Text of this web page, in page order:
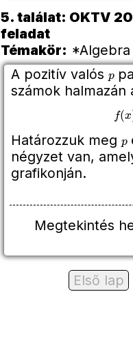
5. találat: OKTV
feladat
Témakör: *Algebra
A pozitív valós p
számok halmazán
−4
Határozzuk meg
négyzet van,
grafikonján.
Megtekintés
Első lap